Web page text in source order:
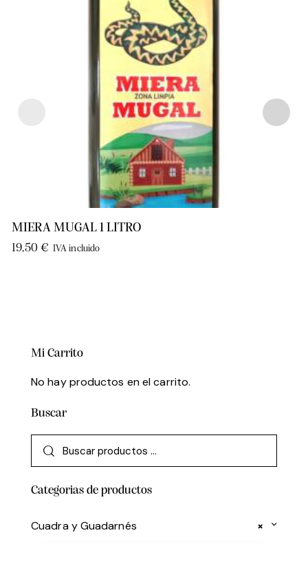
MIERA MUGAL 1 LITRO
19,50 € IVA incluido
Mi Carrito
No hay productos en el carrito.
Buscar
Categorias de productos
×
Cuadra y Guadarnés